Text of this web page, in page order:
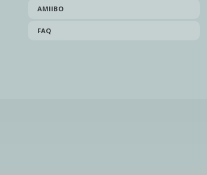
AMIIBO
FAQ